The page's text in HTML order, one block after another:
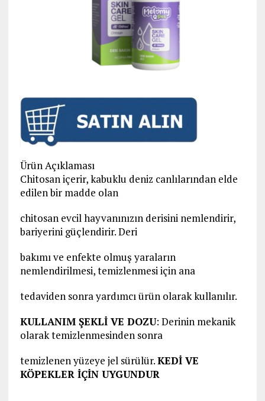
Ürün Açıklaması
Chitosan içerir, kabuklu deniz canlılarından elde
edilen bir madde olan
chitosan evcil hayvanınızın derisini nemlendirir,
bariyerini güçlendirir. Deri
bakımı ve enfekte olmuş yaraların
nemlendirilmesi, temizlenmesi için ana
tedaviden sonra yardımcı ürün olarak kullanılır.
KULLANIM ŞEKLİ VE DOZU: Derinin mekanik
olarak temizlenmesinden sonra
temizlenen yüzeye jel sürülür.KEDİ VE
KÖPEKLER İÇİN UYGUNDUR